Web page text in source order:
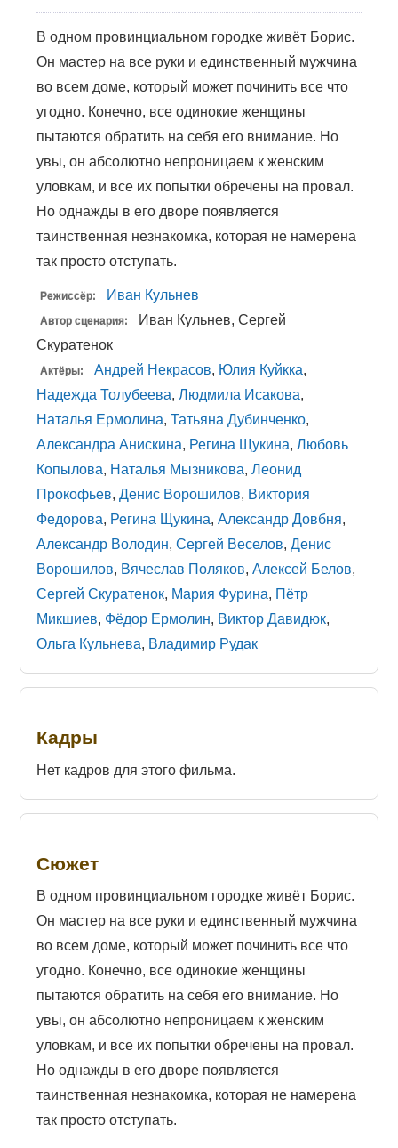
В одном провинциальном городке живёт Борис.
Он мастер на все руки и единственный мужчина
во всем доме, который может починить все что
угодно. Конечно, все одинокие женщины
пытаются обратить на себя его внимание. Но
увы, он абсолютно непроницаем к женским
уловкам, и все их попытки обречены на провал.
Но однажды в его дворе появляется
таинственная незнакомка, которая не намерена
так просто отступать.
Режиссёр: Иван Кульнев
Автор сценария:
Иван Кульнев, Сергей
Скуратенок
Актёры: Андрей Некрасов, Юлия Куйкка,
Надежда Толубеева,Людмила Исакова,
Наталья Ермолина,Татьяна Дубинченко,
Александра Анискина, Регина Щукина,Любовь
Копылова, Наталья Мызникова,Леонид
Прокофьев,Денис Ворошилов, Виктория
Федорова, Регина Щукина,Александр Довбня,
Александр Володин,Сергей Веселов,Денис
Ворошилов, Вячеслав Поляков,Алексей Белов,
Сергей Скуратенок, Мария Фурина, Пётр
Микшиев, Фёдор Ермолин, Виктор Давидюк,
Ольга Кульнева, Владимир Рудак
Кадры
Нет кадров для этого фильма.
Сюжет
В одном провинциальном городке живёт Борис.
Он мастер на все руки и единственный мужчина
во всем доме, который может починить все что
угодно. Конечно, все одинокие женщины
пытаются обратить на себя его внимание. Но
увы, он абсолютно непроницаем к женским
уловкам, и все их попытки обречены на провал.
Но однажды в его дворе появляется
таинственная незнакомка, которая не намерена
так просто отступать.